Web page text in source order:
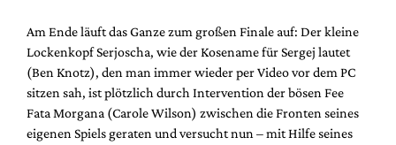
Suche
Am Ende läuft das Ganze zum großen Finale auf: Der kleine
Lockenkopf Serjoscha, wie der Kosename für Sergej lautet
(Ben Knotz), den man immer wieder per Video vor dem PC
sitzen sah, ist plötzlich durch Intervention der bösen Fee
Fata Morgana (Carole Wilson) zwischen die Fronten seines
eigenen Spiels geraten und versucht nun – mit Hilfe seines